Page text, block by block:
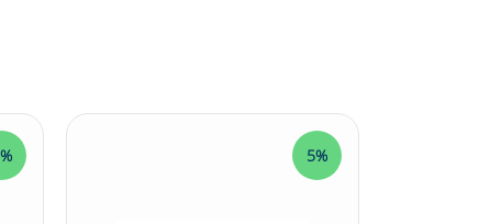
construção civil e atividades que
em ambientes externos expostos ao sol. -
5%